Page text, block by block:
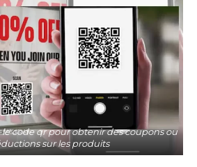
le code qr pour obtenir des coupons ou
sur les produits